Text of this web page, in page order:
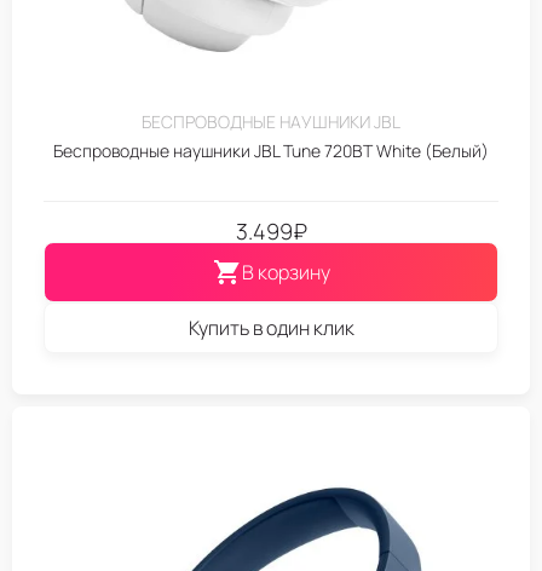
БЕСПРОВОДНЫЕ НАУШНИКИ JBL
Беспроводные наушники JBL Tune 720BT White (Белый)
3.499₽
В корзину
Купить в один клик